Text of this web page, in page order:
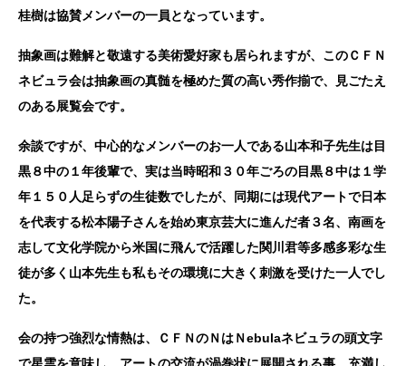
桂樹は協賛メンバーの一員となっています。
抽象画は難解と敬遠する美術愛好家も居られますが、このＣＦＮ
ネビュラ会は抽象画の真髄を極めた質の高い秀作揃で、見ごたえ
のある展覧会です。
余談ですが、中心的なメンバーのお一人である山本和子先生は目
黒８中の１年後輩で、実は当時昭和３０年ごろの目黒８中は１学
年１５０人足らずの生徒数でしたが、同期には現代アートで日本
を代表する松本陽子さんを始め東京芸大に進んだ者３名、南画を
志して文化学院から米国に飛んで活躍した関川君等多感多彩な生
徒が多く山本先生も私もその環境に大きく刺激を受けた一人でし
た。
会の持つ強烈な情熱は、ＣＦＮのＮはＮebulaネビュラの頭文字